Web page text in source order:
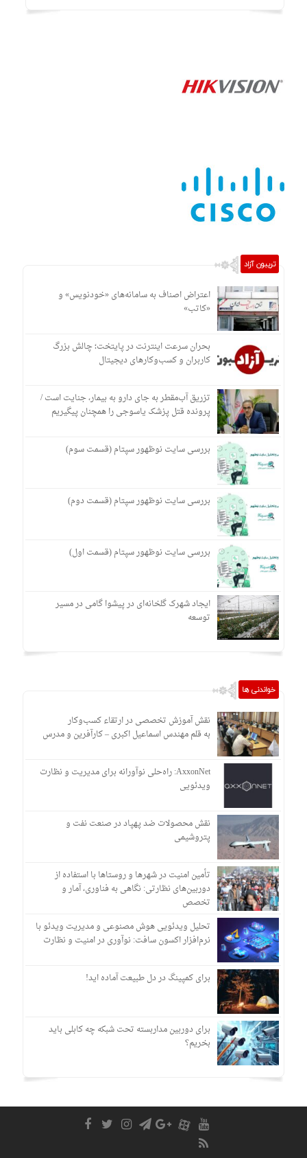
تریبون آزاد
اعتراض اصناف به سامانه‌های «خودنویس» و
«کاتب»
بحران سرعت اینترنت در پایتخت؛ چالش بزرگ
کاربران و کسب‌وکارهای دیجیتال
تزریق آب‌مقطر به جای دارو به بیمار، جنایت است /
پرونده قتل پزشک یاسوجی را همچنان پیگیریم
بررسی سایت نوظهور سپتام (قسمت سوم)
بررسی سایت نوظهور سپتام (قسمت دوم)
بررسی سایت نوظهور سپتام (قسمت اول)
ایجاد شهرک گلخانه‌ای در پیشوا گامی در مسیر
توسعه
خواندنی ها
نقش آموزش تخصصی در ارتقاء کسب‌وکار
به قلم مهندس اسماعیل اکبری – کارآفرین و مدرس
AxxonNet: راه‌حلی نوآورانه برای مدیریت و نظارت
ویدئویی
نقش محصولات ضد پهپاد در صنعت نفت و
پتروشیمی
تأمین امنیت در شهرها و روستاها با استفاده از
دوربین‌های نظارتی: نگاهی به فناوری، آمار و
تخصص
تحلیل ویدئویی هوش مصنوعی و مدیریت ویدئو با
نرم‌افزار اکسون سافت: نوآوری در امنیت و نظارت
برای کمپینگ در دل طبیعت آماده اید!
برای دوربین مداربسته تحت شبکه چه کابلی باید
بخریم؟